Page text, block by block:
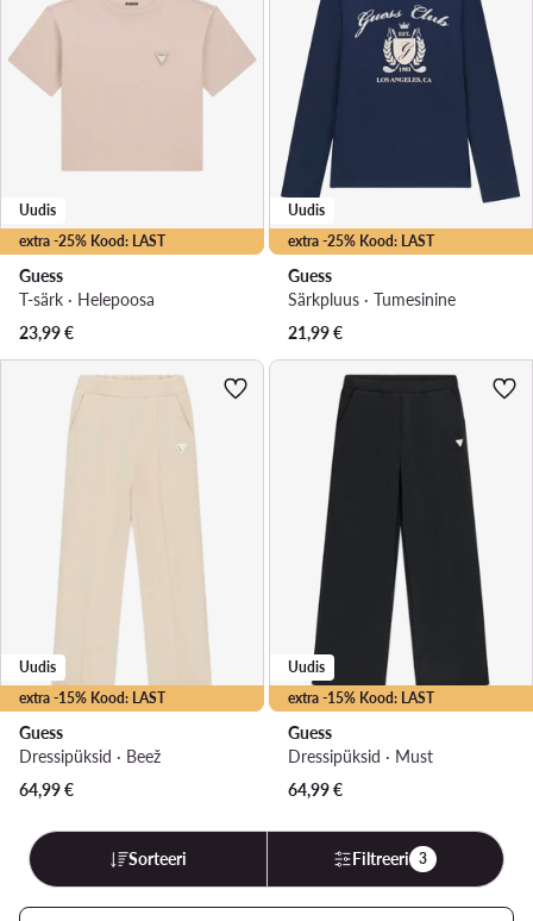
extra -25% Kood: LAST
Uudis
Guess
T-särk · Heleроosa
23,99€
extra -25% Kood: LAST
Uudis
Guess
Särkpluus · Tumesinine
21,99€
extra -15% Kood: LAST
Uudis
Guess
Dressipüksid · Beež
64,99€
extra -15% Kood: LAST
Uudis
Guess
Dressipüksid · Must
64,99€
Sorteeri Filtreeri 3